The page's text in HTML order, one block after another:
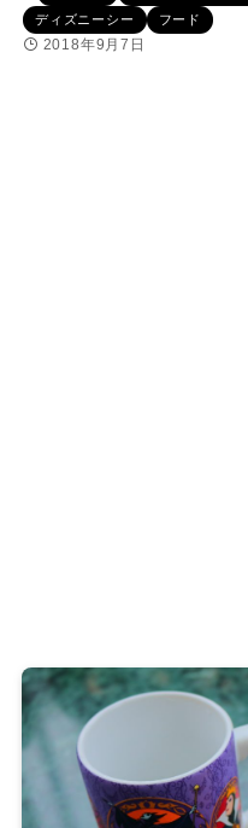
ディズニーシー
フード
2018年9月7日